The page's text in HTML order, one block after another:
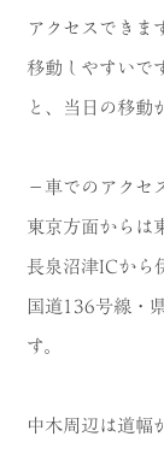
アクセスできま
移動しやすいで
と、当日の移動
－車でのアクセ
東京方面からは
長泉沼津ICから
国道136号線・
す。
中木周辺は道幅